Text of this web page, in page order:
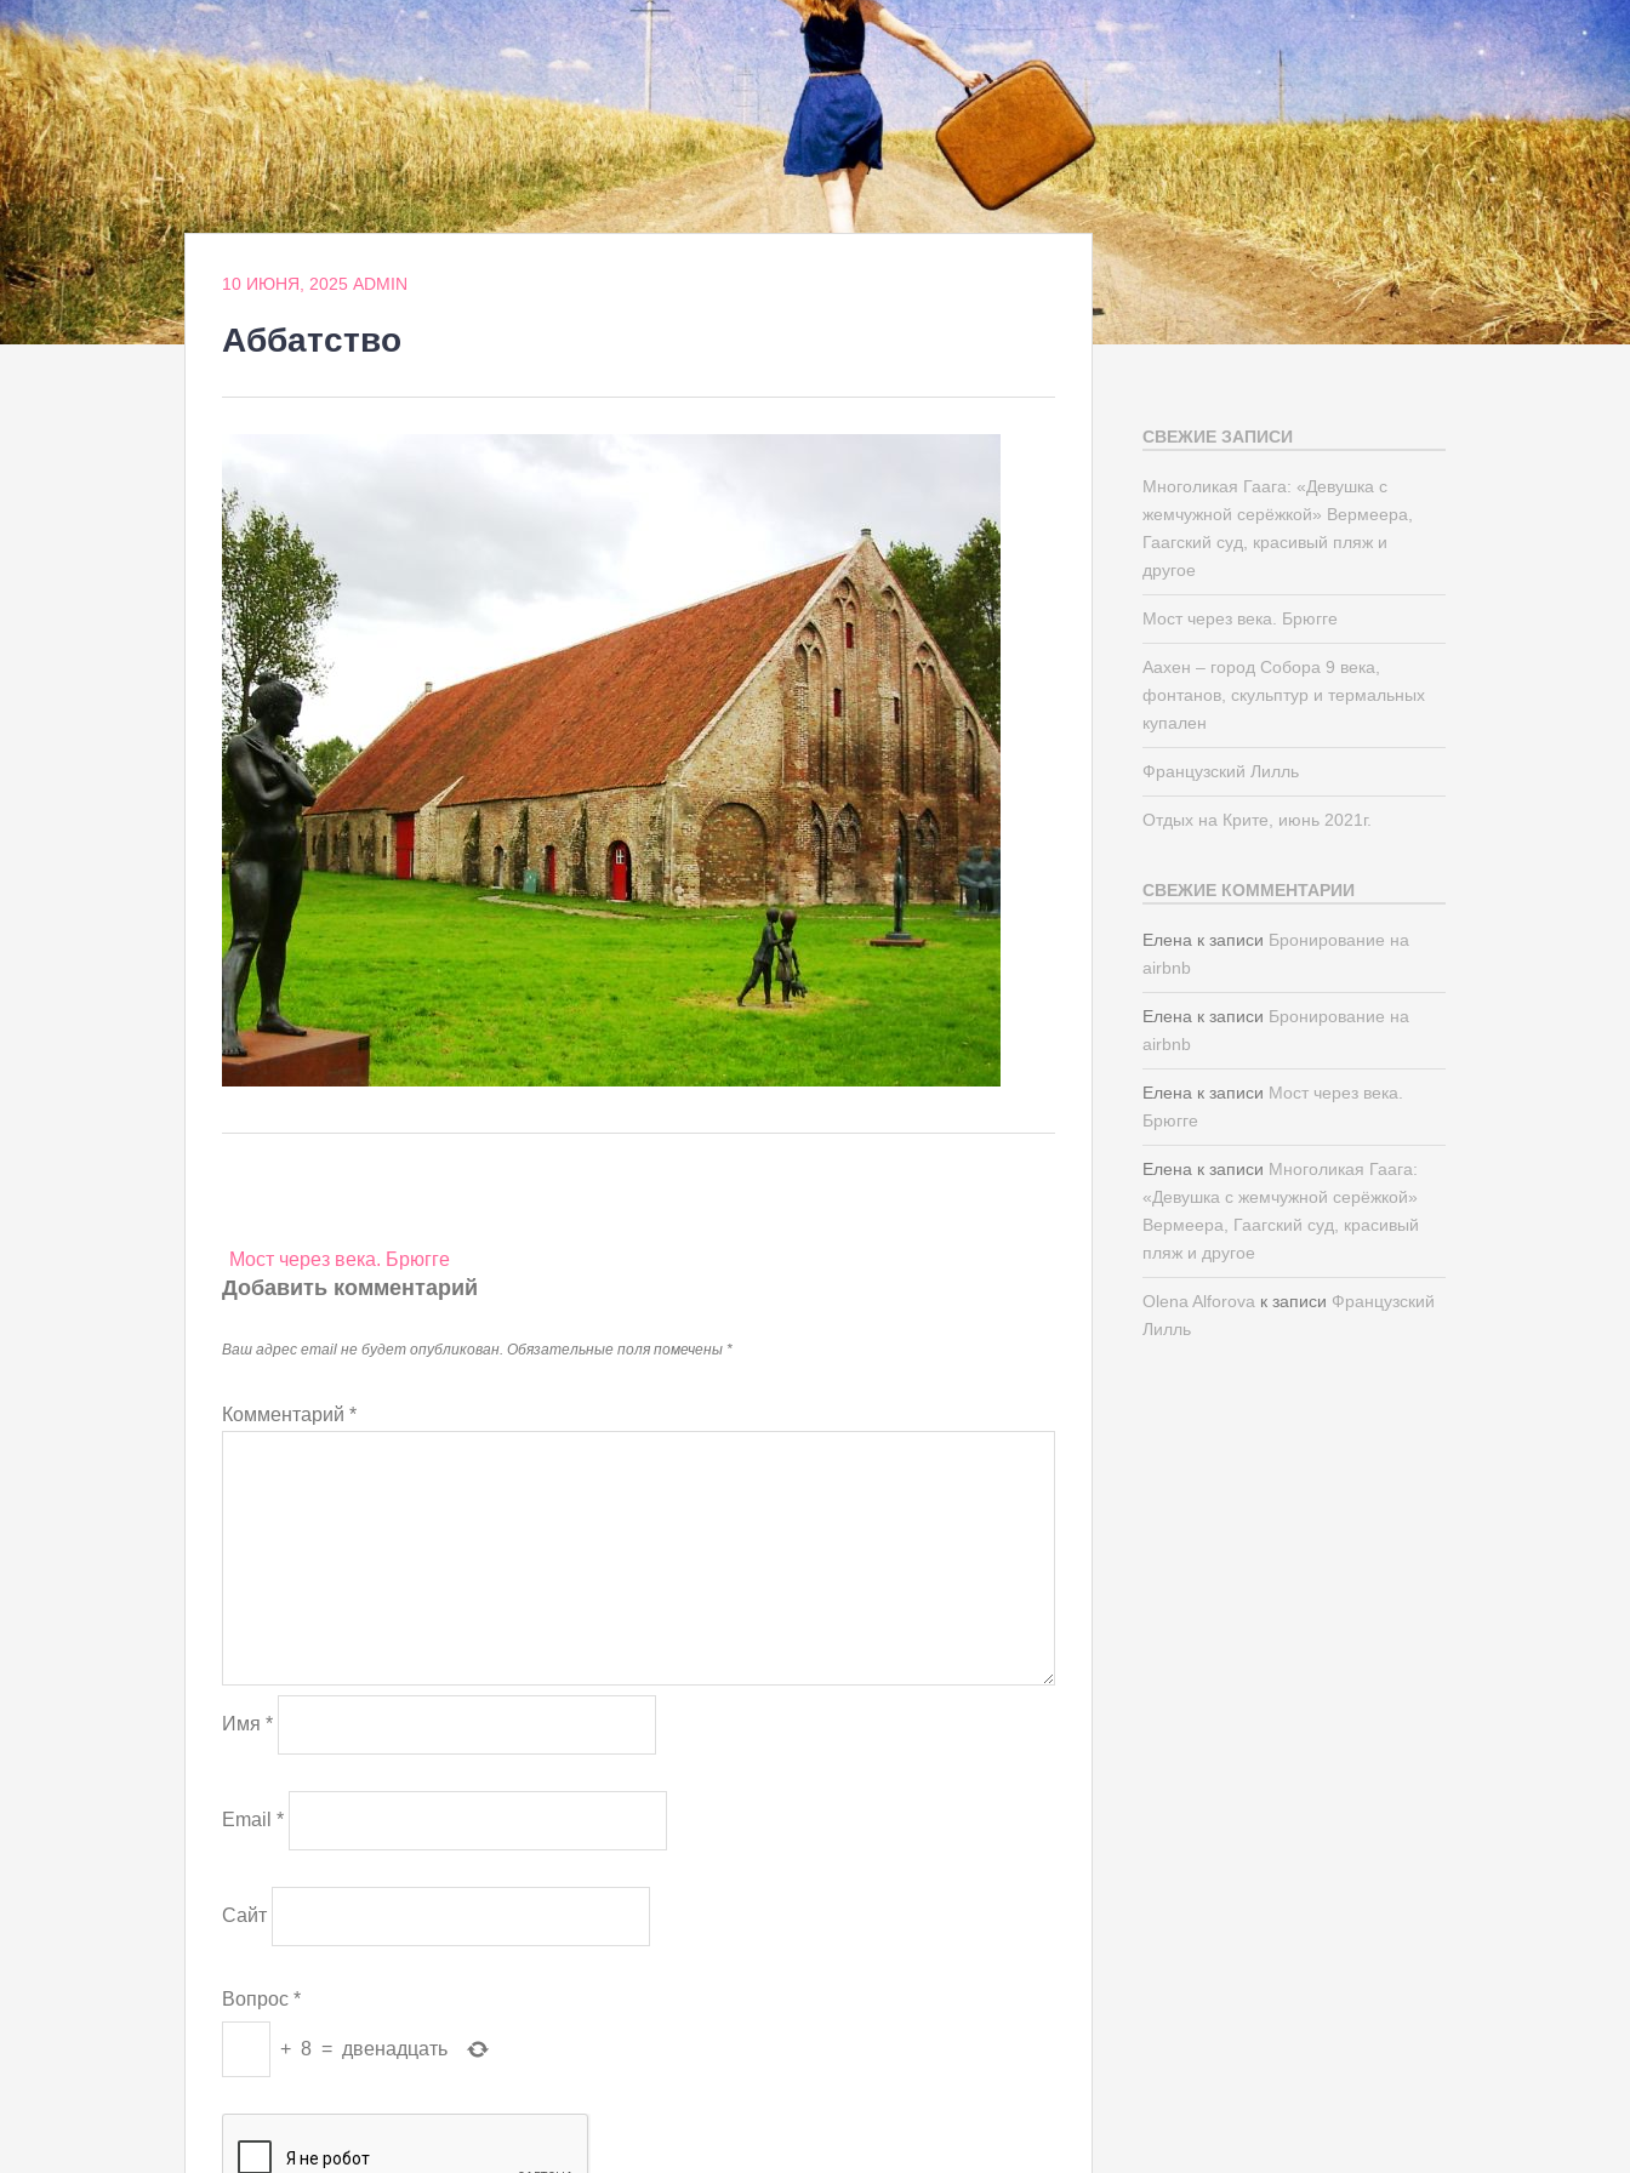
10 ИЮНЯ, 2025 ADMIN
Аббатство
Навигация
по
Мост через века. Брюгге
Добавить комментарий
Ваш адрес email не будет опубликован. Обязательные поля помечены *
Комментарий *
Имя *
Email *
Сайт
Вопрос *
+ 8 = двенадцать
СВЕЖИЕ ЗАПИСИ
Многоликая Гаага: «Девушка с
жемчужной серёжкой» Вермеера,
Гаагский суд, красивый пляж и
другое
Мост через века. Брюгге
Аахен – город Собора 9 века,
фонтанов, скульптур и термальных
купален
Французский Лилль
Отдых на Крите, июнь 2021г.
СВЕЖИЕ КОММЕНТАРИИ
Елена к записи Бронирование на
airbnb
Елена к записи Бронирование на
airbnb
Елена к записи Мост через века.
Брюгге
Елена к записи Многоликая Гаага:
«Девушка с жемчужной серёжкой»
Вермеера, Гаагский суд, красивый
пляж и другое
Olena Alforova к записи Французский
Лилль